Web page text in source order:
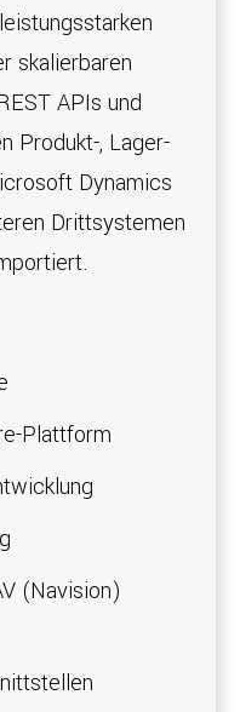
skalierbaren
APIs und
Produkt-, Lager-
Dynamics
Drittsystemen
Plattform
(Navision)